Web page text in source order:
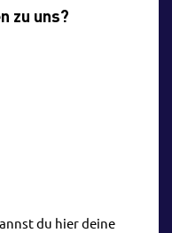
zu uns?
du hier deine